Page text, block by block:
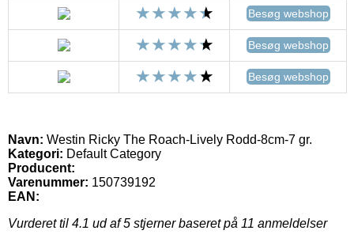
Besøg webshop
Besøg webshop
Besøg webshop
Navn: Westin Ricky The Roach-Lively Rodd-8cm-7 gr.
Kategori: Default Category
Producent:
Varenummer: 150739192
EAN:
Vurderet til 4.1 ud af 5 stjerner baseret på 11 anmeldelser